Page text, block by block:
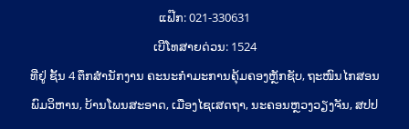
ແຟ໊ກ: 021-330631
ເບີໂທສາຍດ່ວນ: 1524
ທີ່ຢູ່ ຊັ້ນ 4 ຕຶກສຳນັກງານ ຄະນະກຳມະການຄຸ້ມຄອງຫຼັກຊັບ, ຖະໜົນໄກສອນ
ພົມວິຫານ, ບ້ານໂພນສະອາດ, ເມືອງໄຊເສດຖາ, ນະຄອນຫຼວງວຽງຈັນ, ສປປ